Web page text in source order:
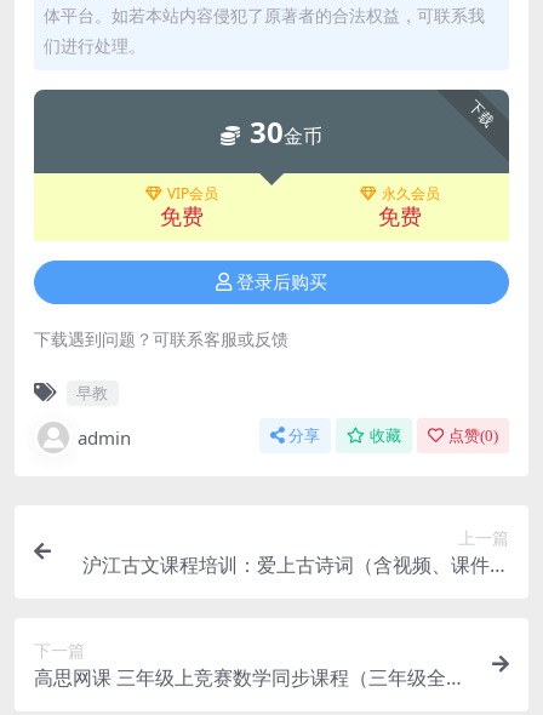
体平台。如若本站内容侵犯了原著者的合法权益，可联系我
们进行处理。
下载
30金币
VIP会员
免费
永久会员
免费
登录后购买
下载遇到问题？可联系客服或反馈
早教
admin 分享 收藏 点赞(0)
上一篇
沪江古文课程培训：爱上古诗词（含视频、课件、
下一篇
高思网课 三年级上竞赛数学同步课程（三年级全